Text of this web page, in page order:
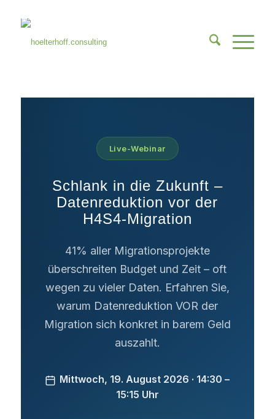
Live-Webinar
Schlank in die Zukunft –
Datenreduktion vor der
H4S4-Migration
41% aller Migrationsprojekte
überschreiten Budget und Zeit – oft
wegen zu vieler Daten. Erfahren Sie,
warum Datenreduktion VOR der
Migration sich konkret in barem Geld
auszahlt.
Mittwoch, 19. August 2026 · 14:30 –
15:15 Uhr